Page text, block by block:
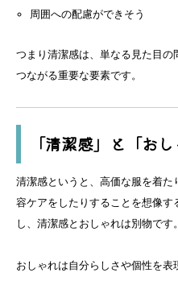
周囲への配慮ができそう
つまり清潔感は、単なる見た目の
つながる重要な要素です。
「清潔感」と「お
清潔感というと、高価な服を着
容ケアをしたりすることを想像
し、清潔感とおしゃれは別物です。
おしゃれは自分らしさや個性を